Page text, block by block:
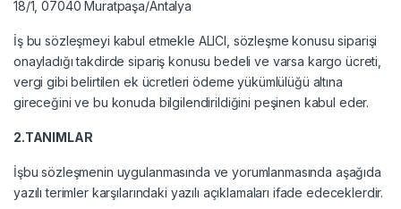
18/1, 07040 Muratpaşa/Antalya
İş bu sözleşmeyi kabul etmekle ALICI, sözleşme konusu siparişi
onayladığı takdirde sipariş konusu bedeli ve varsa kargo ücreti,
vergi gibi belirtilen ek ücretleri ödeme yükümlülüğü altına
gireceğini ve bu konuda bilgilendirildiğini peşinen kabul eder.
2.TANIMLAR
İşbu sözleşmenin uygulanmasında ve yorumlanmasında aşağıda
yazılı terimler karşılarındaki yazılı açıklamaları ifade edeceklerdir.